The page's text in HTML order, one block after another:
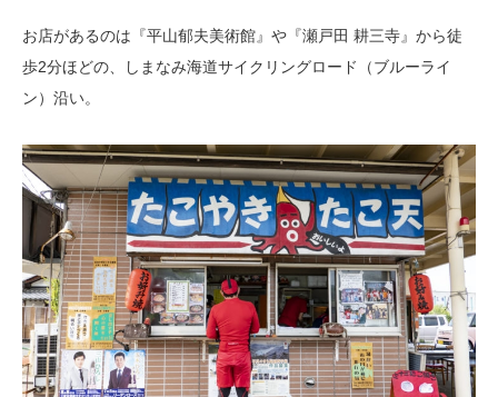
お店があるのは『平山郁夫美術館』や『瀬戸田 耕三寺』から徒
歩2分ほどの、しまなみ海道サイクリングロード（ブルーライ
ン）沿い。